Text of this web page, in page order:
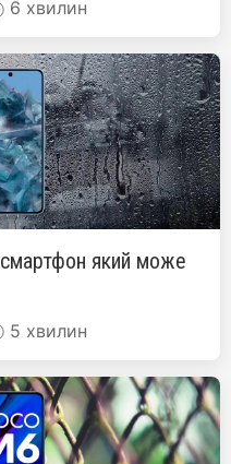
6 хвилин
який може
5 хвилин